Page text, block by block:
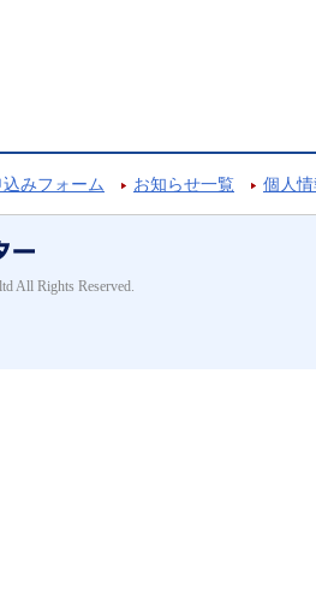
みフォーム お知らせ一覧 個人
All Rights Reserved.